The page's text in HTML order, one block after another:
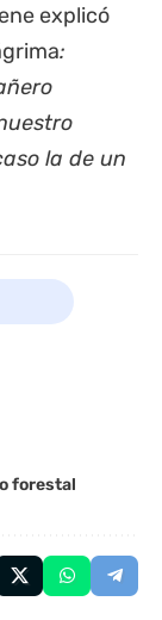
explicó
:
la de un
forestal